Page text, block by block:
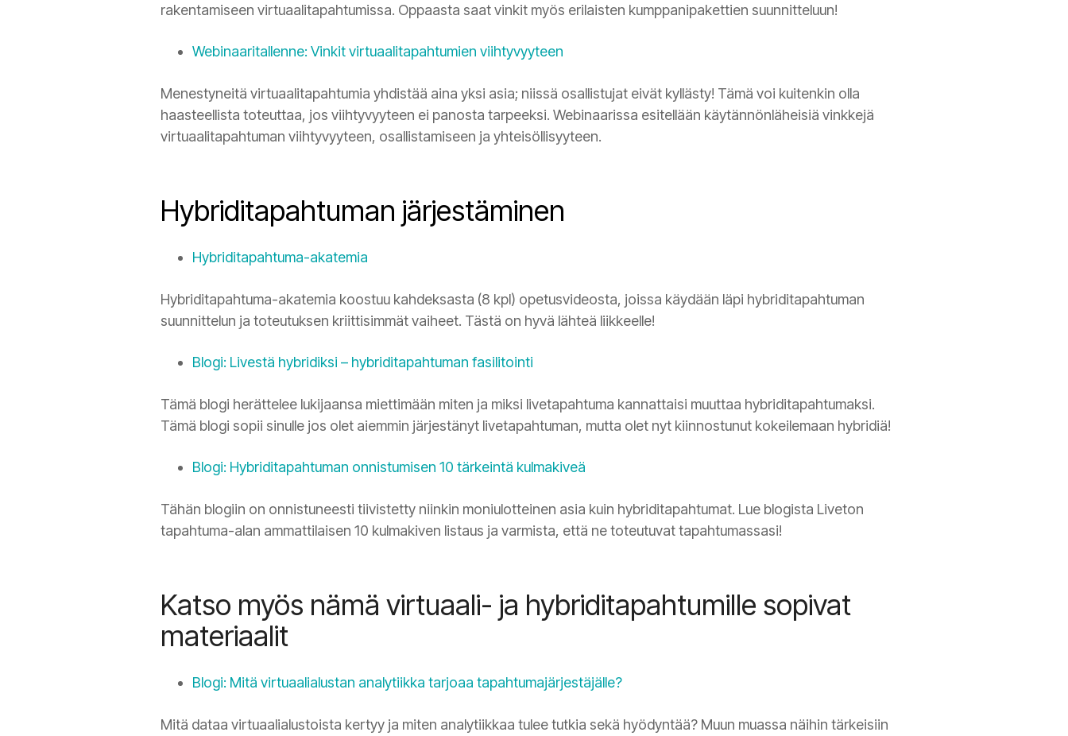
rakentamiseen virtuaalitapahtumissa. Oppaasta saat vinkit myös erilaisten kumppanipakettien suunnitteluun!
Webinaaritallenne: Vinkit virtuaalitapahtumien viihtyvyyteen
Menestyneitä virtuaalitapahtumia yhdistää aina yksi asia; niissä osallistujat eivät kyllästy! Tämä voi kuitenkin olla
haasteellista toteuttaa, jos viihtyvyyteen ei panosta tarpeeksi. Webinaarissa esitellään käytännönläheisiä vinkkejä
virtuaalitapahtuman viihtyvyyteen, osallistamiseen ja yhteisöllisyyteen.
Hybriditapahtuman järjestäminen
Hybriditapahtuma-akatemia
Hybriditapahtuma-akatemia koostuu kahdeksasta (8 kpl) opetusvideosta, joissa käydään läpi hybriditapahtuman
suunnittelun ja toteutuksen kriittisimmät vaiheet. Tästä on hyvä lähteä liikkeelle!
Blogi: Livestä hybridiksi – hybriditapahtuman fasilitointi
Tämä blogi herättelee lukijaansa miettimään miten ja miksi livetapahtuma kannattaisi muuttaa hybriditapahtumaksi.
Tämä blogi sopii sinulle jos olet aiemmin järjestänyt livetapahtuman, mutta olet nyt kiinnostunut kokeilemaan hybridiä!
Blogi: Hybriditapahtuman onnistumisen 10 tärkeintä kulmakiveä
Tähän blogiin on onnistuneesti tiivistetty niinkin moniulotteinen asia kuin hybriditapahtumat. Lue blogista Liveton
tapahtuma-alan ammattilaisen 10 kulmakiven listaus ja varmista, että ne toteutuvat tapahtumassasi!
Katso myös nämä virtuaali- ja hybriditapahtumille sopivat
materiaalit
Blogi: Mitä virtuaalialustan analytiikka tarjoaa tapahtumajärjestäjälle?
Mitä dataa virtuaalialustoista kertyy ja miten analytiikkaa tulee tutkia sekä hyödyntää? Muun muassa näihin tärkeisiin